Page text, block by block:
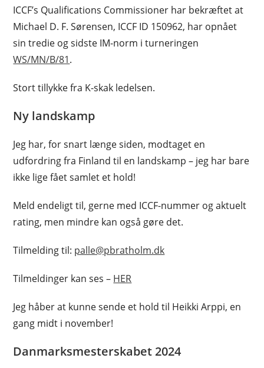
ICCF’s Qualifications Commissioner har bekræftet at
Michael D. F. Sørensen, ICCF ID 150962, har opnået
sin tredie og sidste IM-norm i turneringen
WS/MN/B/81.
Stort tillykke fra K-skak ledelsen.
Ny landskamp
Jeg har, for snart længe siden, modtaget en
udfordring fra Finland til en landskamp – jeg har bare
ikke lige fået samlet et hold!
Meld endeligt til, gerne med ICCF-nummer og aktuelt
rating, men mindre kan også gøre det.
Tilmelding til: palle@pbratholm.dk
Tilmeldinger kan ses – HER
Jeg håber at kunne sende et hold til Heikki Arppi, en
gang midt i november!
Danmarksmesterskabet 2024